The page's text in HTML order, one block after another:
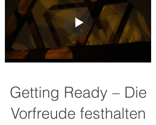
Getting Ready – Die
Vorfreude festhalten